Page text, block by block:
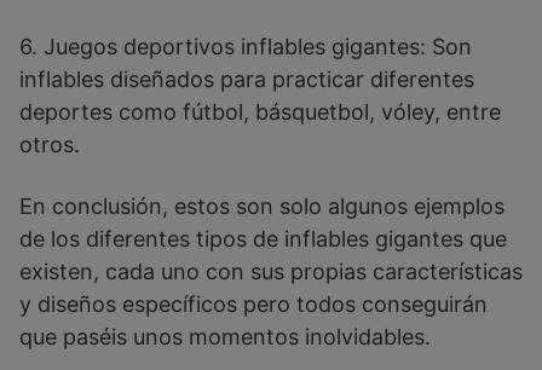
6. Juegos deportivos inflables gigantes: Son
inflables diseñados para practicar diferentes
deportes como fútbol, básquetbol, vóley, entre
otros.
En conclusión, estos son solo algunos ejemplos
de los diferentes tipos de inflables gigantes que
existen, cada uno con sus propias características
y diseños específicos pero todos conseguirán
que paséis unos momentos inolvidables.